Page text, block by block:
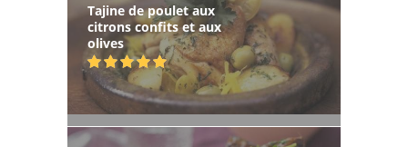
Tajine de poulet aux
citrons confits et aux
olives